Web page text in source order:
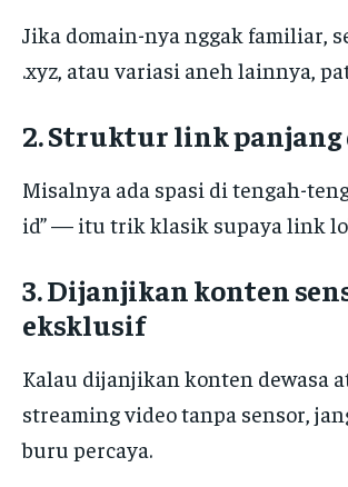
Jika domain-nya nggak familiar,
.xyz, atau variasi aneh lainnya,
2. Struktur link panjang
Misalnya ada spasi di tengah-
id” — itu trik klasik supaya link
3. Dijanjikan konten
eksklusif
Kalau dijanjikan konten dewasa
streaming video tanpa sensor,
buru percaya.